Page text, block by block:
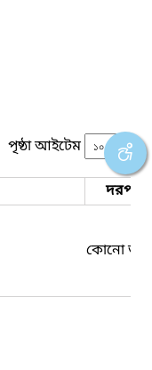
পৃষ্ঠা আইটেম
দরপত্র
কোনো তথ্য